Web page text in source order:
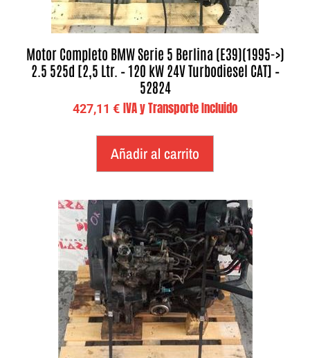
Motor Completo BMW Serie 5 Berlina (E39)(1995->)
2.5 525d [2,5 Ltr. – 120 kW 24V Turbodiesel CAT] –
52824
427,11 € IVA y Transporte Incluido
Añadir al carrito